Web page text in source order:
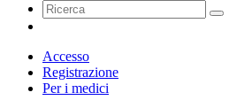
Accesso
Registrazione
Per i medici